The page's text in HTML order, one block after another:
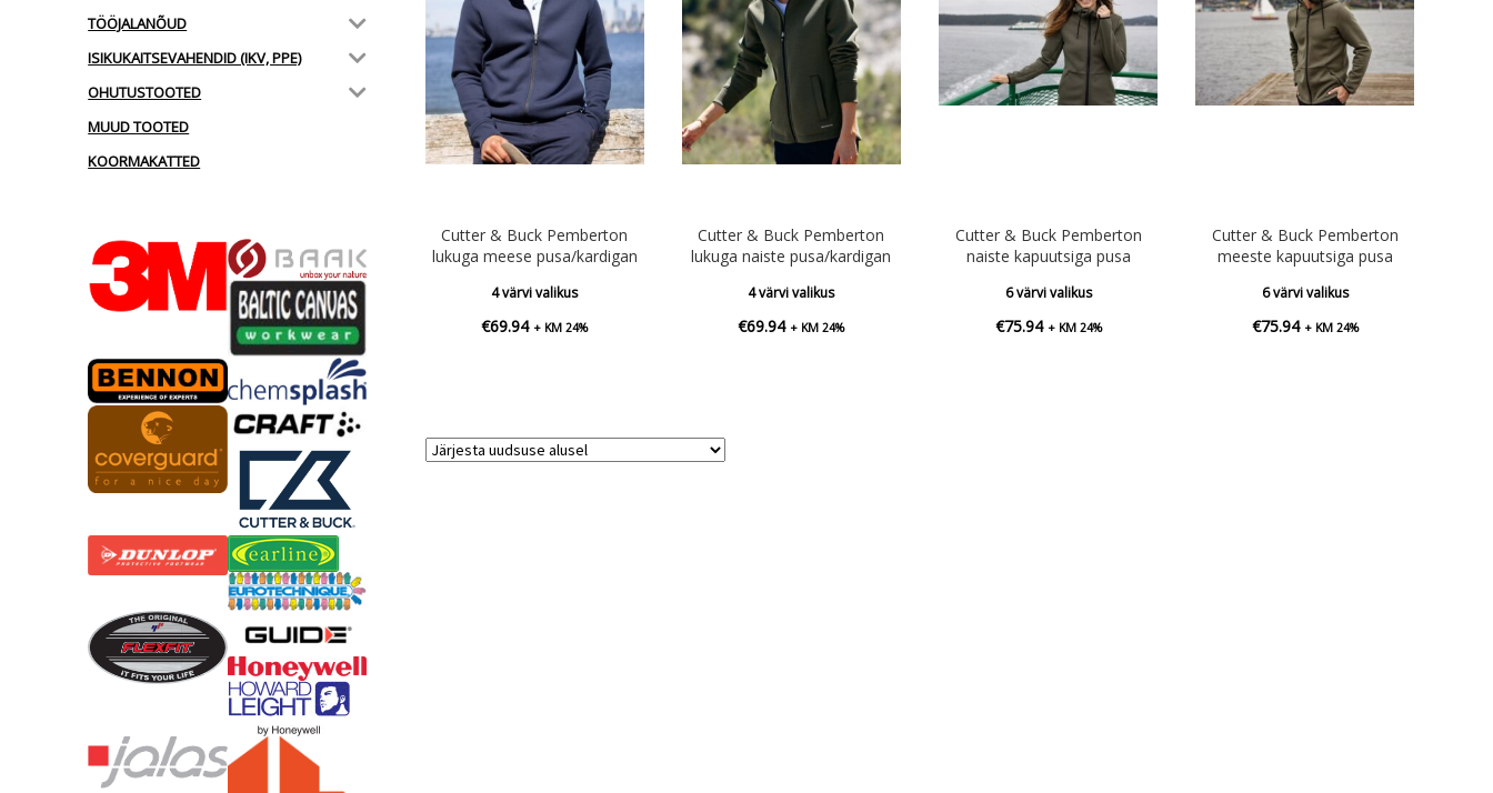
Cutter & Buck Pemberton
lukuga meese pusa/kardigan
4 värvi valikus
€69.94 + KM 24%
Cutter & Buck Pemberton
lukuga naiste pusa/kardigan
4 värvi valikus
€69.94 + KM 24%
Cutter & Buck Pemberton
naiste kapuutsiga pusa
6 värvi valikus
€75.94 + KM 24%
Cutter & Buck Pemberton
meeste kapuutsiga pusa
6 värvi valikus
€75.94 + KM 24%
TÖÖJALANÕUD
ISIKUKAITSEVAHENDID (IKV, PPE)
OHUTUSTOOTED
MUUD TOOTED
KOORMAKATTED